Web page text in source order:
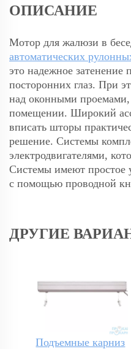
ОПИСАНИЕ
Мотор для жалюзи в
автоматических
это надежное затенение
посторонних глаз. При
над оконными
помещении. Широкий
вписать шторы
решение. Системы
электродвигателями,
Системы имеют простое
с помощью проводной
ДРУГИЕ
Подъемные карниз